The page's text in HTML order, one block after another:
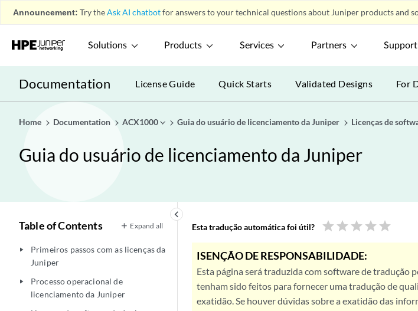
Announcement: Try theAsk AI chatbotfor answers to your technical questions about Juniper products and
Solutions Products Services Partners
Documentation License Guide Quick Starts Validated Designs For
Home Documentation ACX1000 Guia do usuário de licenciamento da Juniper Licenças de
Guia do usuário de licenciamento da Juniper
keyboard_arrow_left
Table of Contents Expand all
play_arrow
Primeiros passos com as licenças da
Juniper
play_arrow
Processo operacional de
licenciamento da Juniper
Esta tradução automática foi útil? star star star star star
ISENÇÃO DE RESPONSABILIDADE:
Esta página será traduzida com software de tradução
tenham sido feitos para fornecer uma tradução de
exatidão. Se houver dúvidas sobre a exatidão das